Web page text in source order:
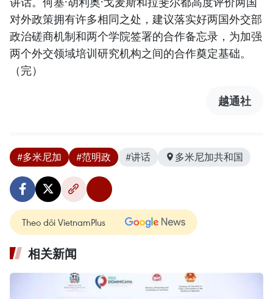
对外政策拥有许多相同之处，建议落实好两国外交部
政治磋商机制和两个学院签署的合作备忘录，为加强
两个外交领域培训研究机构之间的合作奠定基础。
（完）
越通社
#多米尼加 #范明政 #讲话 多米尼加共和国
Theo dõi VietnamPlus
相关新闻